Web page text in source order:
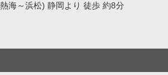
海～浜松) 静岡より 徒歩 約8分